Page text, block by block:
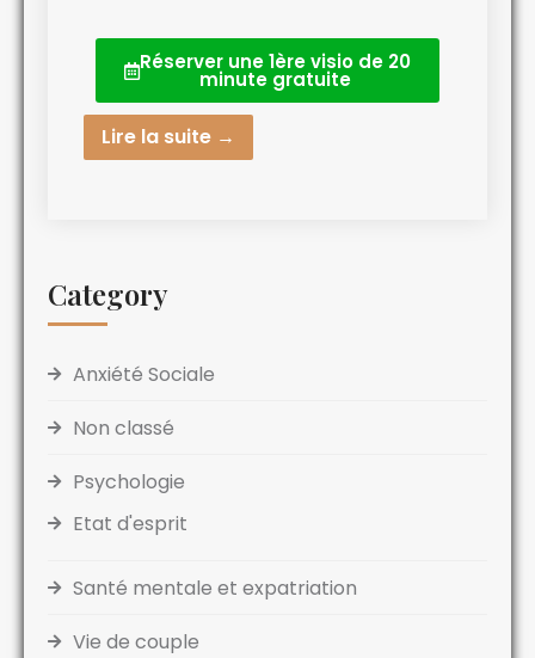
Réserver une 1ère visio de 20
minute gratuite
Lire la suite →
Category
Anxiété Sociale
Non classé
Psychologie
Etat d'esprit
Santé mentale et expatriation
Vie de couple